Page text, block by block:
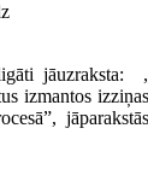
jāuzraksta:
izmantos